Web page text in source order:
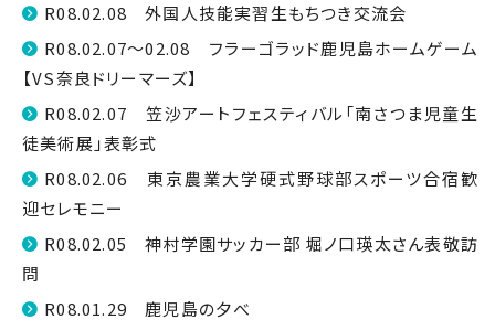
R08.02.08 外国人技能実習生もちつき交流会
R08.02.07～02.08 フラーゴラッド鹿児島ホームゲーム
【VS奈良ドリーマーズ】
R08.02.07 笠沙アートフェスティバル「南さつま児童生
徒美術展」表彰式
R08.02.06 東京農業大学硬式野球部スポーツ合宿歓
迎セレモニー
R08.02.05 神村学園サッカー部 堀ノ口瑛太さん表敬訪
問
R08.01.29 鹿児島の夕べ